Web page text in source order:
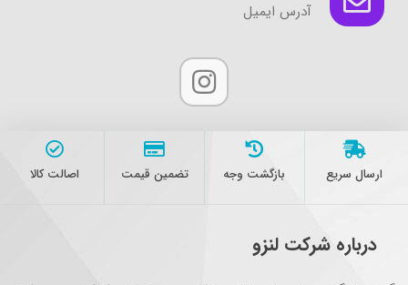
آدرس ایمیل
ارسال سریع بازگشت وجه تضمین قیمت اصالت کالا
درباره شرکت لنزو